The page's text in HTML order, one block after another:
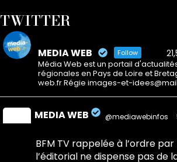
TWITTER
MEDIA WEB Follow
Média Web est un portail
régionales en Pays de Loire et
web.fr Régie images-et-
MEDIA WEB @mediawebinfos
BFM TV rappelée à l’ordre par
l’éditorial ne dispense pas de